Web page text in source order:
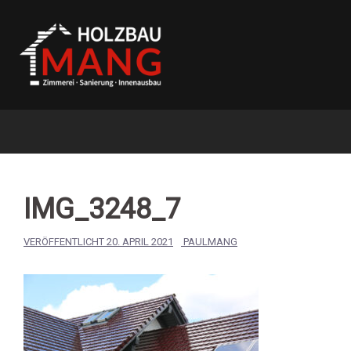
Inhalt
IMG_3248_7
VERÖFFENTLICHT 20. APRIL 2021 PAULMANG